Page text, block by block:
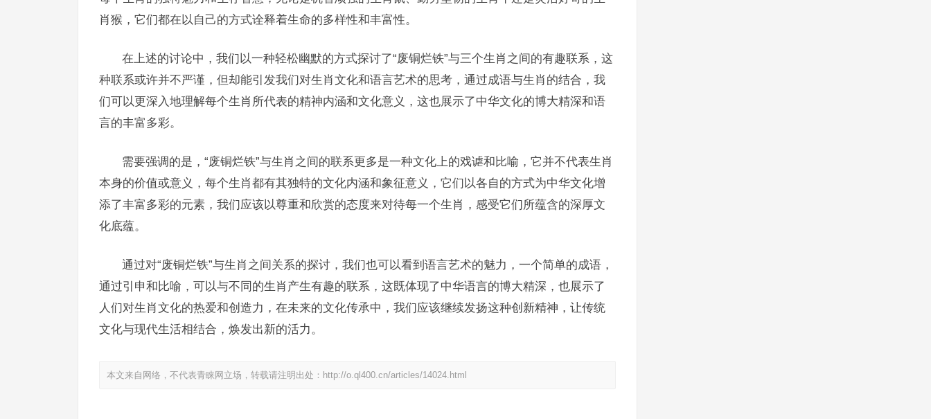
肖猴，它们都在以自己的方式诠释着生命的多样性和丰富性。
在上述的讨论中，我们以一种轻松幽默的方式探讨了“废铜烂铁”与三个生肖之间的有趣联系，这
种联系或许并不严谨，但却能引发我们对生肖文化和语言艺术的思考，通过成语与生肖的结合，我
们可以更深入地理解每个生肖所代表的精神内涵和文化意义，这也展示了中华文化的博大精深和语
言的丰富多彩。
需要强调的是，“废铜烂铁”与生肖之间的联系更多是一种文化上的戏谑和比喻，它并不代表生肖
本身的价值或意义，每个生肖都有其独特的文化内涵和象征意义，它们以各自的方式为中华文化增
添了丰富多彩的元素，我们应该以尊重和欣赏的态度来对待每一个生肖，感受它们所蕴含的深厚文
化底蕴。
通过对“废铜烂铁”与生肖之间关系的探讨，我们也可以看到语言艺术的魅力，一个简单的成语，
通过引申和比喻，可以与不同的生肖产生有趣的联系，这既体现了中华语言的博大精深，也展示了
人们对生肖文化的热爱和创造力，在未来的文化传承中，我们应该继续发扬这种创新精神，让传统
文化与现代生活相结合，焕发出新的活力。
本文来自网络，不代表青睐网立场，转载请注明出处： http://o.ql400.cn/articles/14024.html